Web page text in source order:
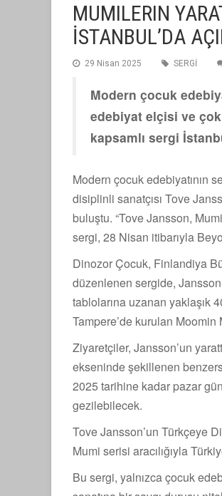
MUMILERIN
İSTANBUL’DA
29 Nisan 2025 SERGİ
Modern çocuk
edebiyat elçisi ve
kapsamlı sergi
Modern çocuk edebiyatının
disiplinli sanatçısı Tove
buluştu. “Tove Jansson,
sergi, 28 Nisan itibarıyla
Dinozor Çocuk, Finlandiya
düzenlenen sergide,
tablolarına uzanan yaklaşık
Tampere’de kurulan Moomin
Ziyaretçiler, Jansson’un
ekseninde şekillenen
2025 tarihine kadar pazar
gezilebilecek.
Tove Jansson’un Türkçeye
Mumi serisi aracılığıyla
Bu sergi, yalnızca çocuk